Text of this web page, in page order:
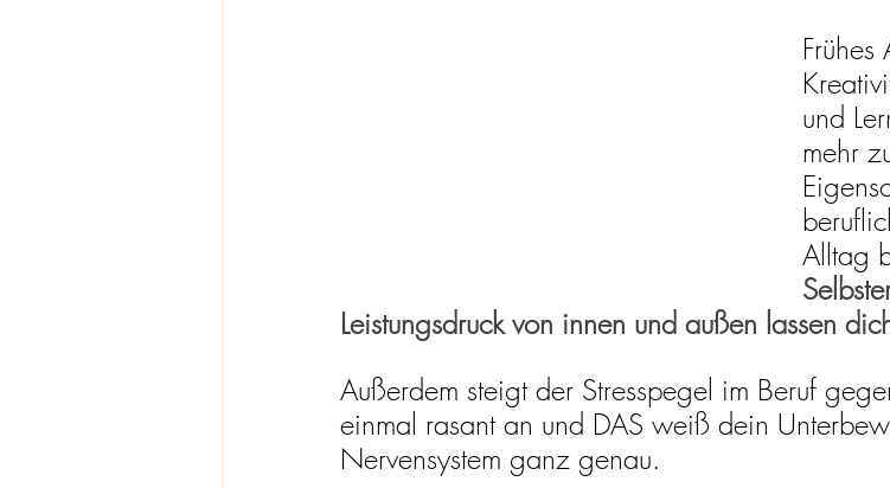
und
mehr
Alltag
Leistungsdruck von innen und außen lassen
Außerdem steigt der Stresspegel im Beruf
einmal rasant an und DAS weiß dein
Nervensystem ganz genau.